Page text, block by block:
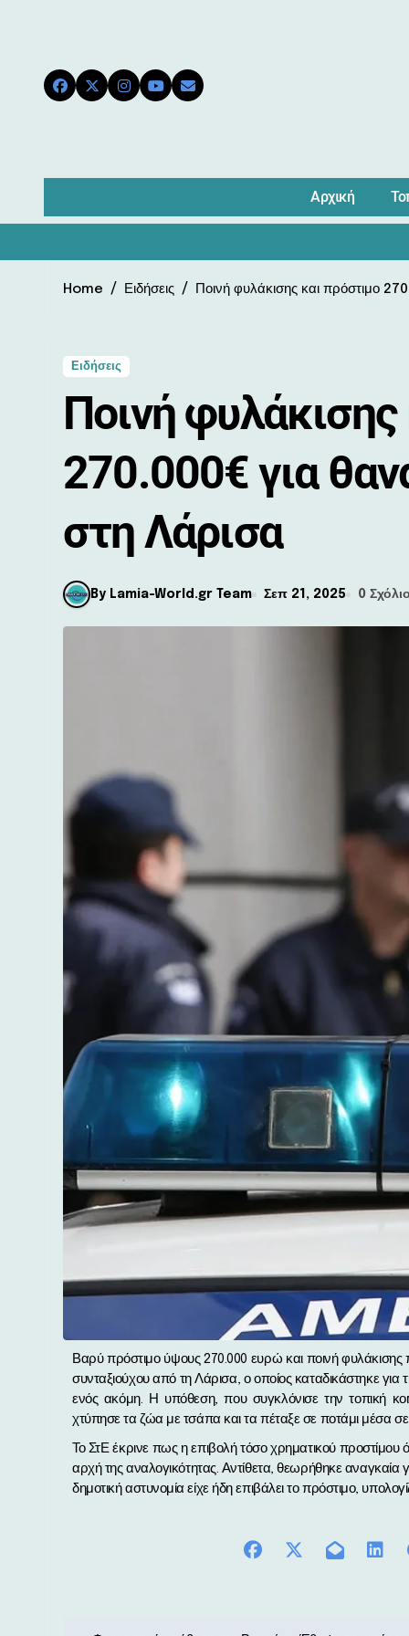
Αρχική
Home Ειδήσεις Ποινή φυλάκισης και πρόστιμο
Ειδήσεις
Ποινή
270.000€ για
στη Λάρισα
By Lamia-World.gr Team Σεπ 21, 2025 0 Σχόλιο
Βαρύ πρόστιμο ύψους 270.000 ευρώ και ποινή φυλάκισης πέντε ετών επικύρωσε το Συμβούλιο της Επικρατείας σε βάρος
συνταξιούχου από τη Λάρισα, ο οποίος καταδικάστηκε
ενός ακόμη. Η υπόθεση, που συγκλόνισε την τοπική
χτύπησε τα ζώα με τσάπα και τα πέταξε σε ποτάμι μέσα
Το ΣτΕ έκρινε πως η επιβολή τόσο χρηματικού προστίμου
αρχή της αναλογικότητας. Αντίθετα, θεωρήθηκε
δημοτική αστυνομία είχε ήδη επιβάλει το πρόστιμο,